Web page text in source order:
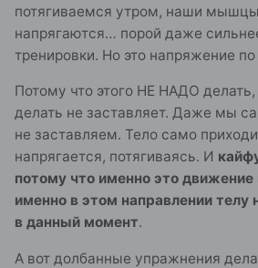
потягиваемся утром, наши
напрягаются… порой даже
тренировки. Но это напряжение
Потому что этого НЕ НАДО делать,
делать не заставляет. Даже мы
не заставляем. Тело само
напрягается, потягиваясь. И
потому что именно это
именно в этом направлении телу
в данный момент.
А вот долбанные упражнения